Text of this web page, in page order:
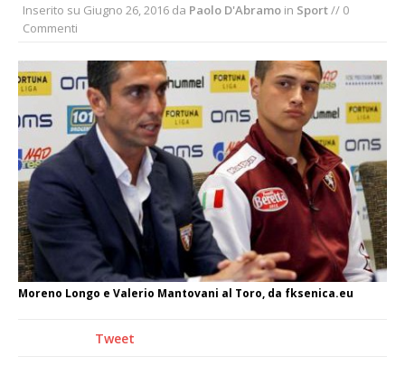
Estate di sagre anche per i mezzi storici della
collezione della Fondazione Marazzato
Pro vs Saluzzo, amichevole di buon riscontro
Piscina ex Enal non balneabile dopo i controlli
dell’Asl. Il Comune: «Misura precauzionale e
provvisoria»
Dieci anni fa l’ingresso a Vercelli
dell’arcivescovo mons. Marco Arnolfo
Inserito su Giugno 26, 2016 da Paolo D'Abramo in Sport// 0
Commenti
Moreno Longo e Valerio Mantovani al Toro, da fksenica.eu
Tweet